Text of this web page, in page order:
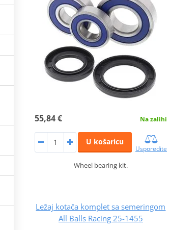
55,84 € Na zalihi
U košaricu
Usporedite
Wheel bearing kit.
Ležaj kotača komplet sa semeringom
All Balls Racing 25-1455